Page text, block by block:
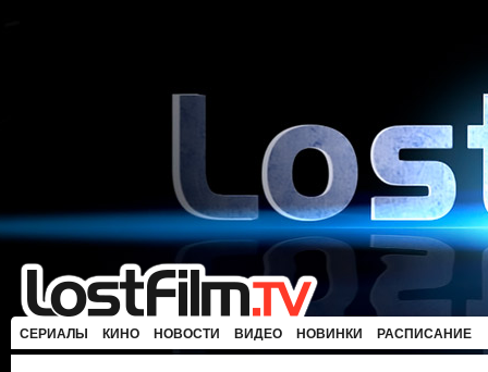
СЕРИАЛЫ КИНО НОВОСТИ ВИДЕО НОВИНКИ РАСПИСАНИЕ